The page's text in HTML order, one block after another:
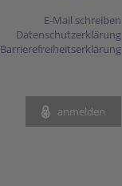
E-Mail schreiben
Datenschutzerklärung
Barrierefreiheitserklärung
anmelden